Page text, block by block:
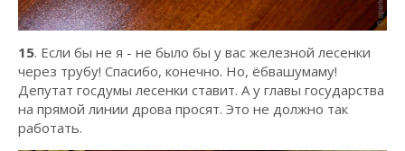
15. Если бы не я - не было бы у вас железной лесенки
через трубу! Спасибо, конечно. Но, ёбвашумаму!
Депутат госдумы лесенки ставит. А у главы государства
на прямой линии дрова просят. Это не должно так
работать.